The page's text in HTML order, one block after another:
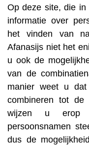
Op deze site, die in
informatie over
het vinden van
Afanasijs niet het
u ook de
van de
manier weet u
combineren tot de
wijzen u erop
persoonsnamen
dus de